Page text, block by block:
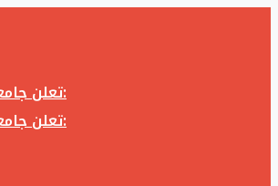
تعلن جامعة إدلب عن إجراء مناقصة (بالظرف المختوم) لشراء وتوريد كاميرا تصوير وعدسة كاميرا لزوم المكتب الإعلامي في جامعة إدلب وفق الآتي:
تعلن جامعة إدلب عن إجراء مناقصة (بالظرف المختوم) لشراء وتوريد كاميرا تصوير وعدسة كاميرا لزوم المكتب الإعلامي في جامعة إدلب وفق الآتي: